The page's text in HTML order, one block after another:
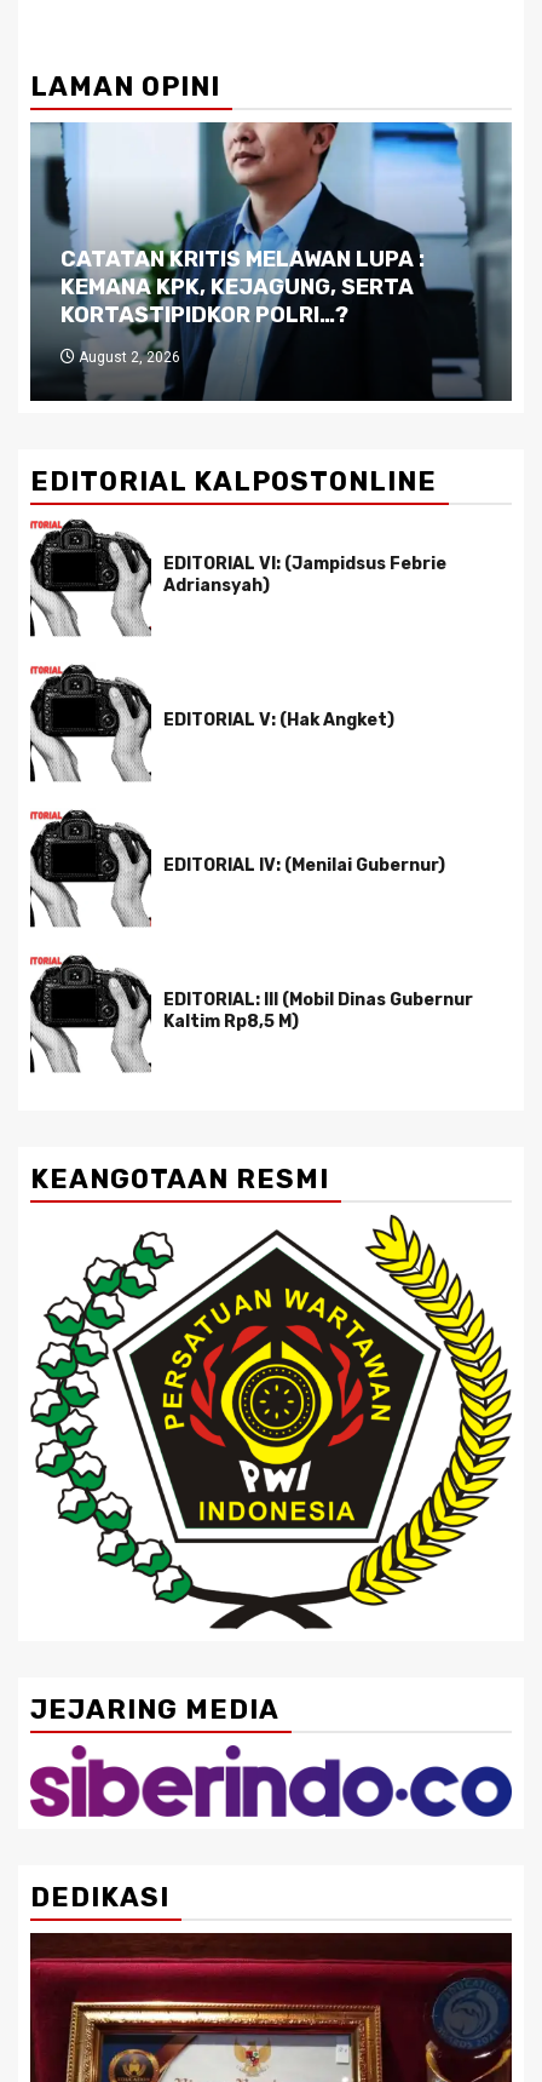
LAMAN OPINI
Dilema Kaltim di Tengah Krisis:
Kutukan Sumber Daya Alam dan
Pemimpin yang Tak Kreatif
July 29, 2026
EDITORIAL KALPOSTONLINE
EDITORIAL VI: (Jampidsus Febrie
Adriansyah)
EDITORIAL V: (Hak Angket)
EDITORIAL IV: (Menilai Gubernur)
EDITORIAL: III (Mobil Dinas Gubernur
Kaltim Rp8,5 M)
KEANGOTAAN RESMI
JEJARING MEDIA
DEDIKASI